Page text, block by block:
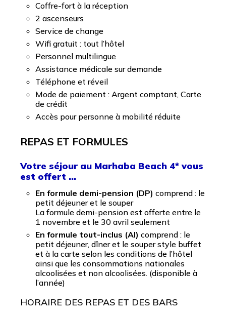
Coffre-fort à la réception
2 ascenseurs
Service de change
Wifi gratuit : tout l’hôtel
Personnel multilingue
Assistance médicale sur demande
Téléphone et réveil
Mode de paiement : Argent comptant, Carte
de crédit
Accès pour personne à mobilité réduite
REPAS ET FORMULES
Votre séjour au Marhaba Beach 4* vous
est offert …
En formule demi-pension (DP) comprend : le
petit déjeuner et le souper
La formule demi-pension est offerte entre le
1 novembre et le 30 avril seulement
En formule tout-inclus (AI) comprend : le
petit déjeuner, dîner et le souper style buffet
et à la carte selon les conditions de l’hôtel
ainsi que les consommations nationales
alcoolisées et non alcoolisées. (disponible à
l’année)
HORAIRE DES REPAS ET DES BARS